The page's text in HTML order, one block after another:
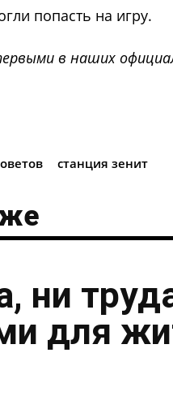
попасть на игру.
в наших
станция зенит
ни
для